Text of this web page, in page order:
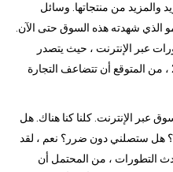
والمزيد من منتجاتها. وسائل
الذي شهدته هذه السوق حتى الآن.
عبر الإنترنت ، حيث يتصدر
الفيس بوكا الصدارة. بحلول عام 2021 ، من المتوقع أن تتضاعف التجارة
عبر الإنترنت. كلنا كنا هناك. هل
هل ستصلني دون ضرر؟ نعم ، لقد
التطورات ، من المحتمل أن